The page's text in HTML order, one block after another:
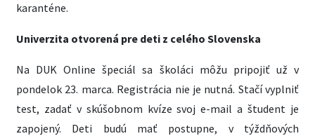
karanténe.
Univerzita otvorená pre deti z celého Slovenska
Na DUK Online špeciál sa školáci môžu pripojiť už v
pondelok 23. marca. Registrácia nie je nutná. Stačí vyplniť
test, zadať v skúšobnom kvíze svoj e-mail a študent je
zapojený. Deti budú mať postupne, v týždňových